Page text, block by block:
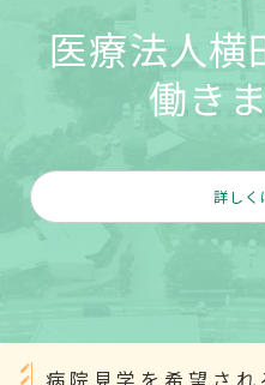
医療法人横
働き
詳しく